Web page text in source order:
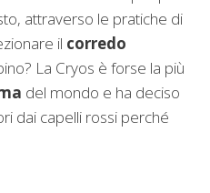
attraverso le pratiche di
il corredo
La Cryos è forse la più
del mondo e ha deciso
dai capelli rossi perché